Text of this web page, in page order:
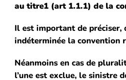
au titre1 (art 1.1.1) de la
Il est important de préciser,
indéterminée la convention
Néanmoins en cas de
l’une est exclue, le sinistre